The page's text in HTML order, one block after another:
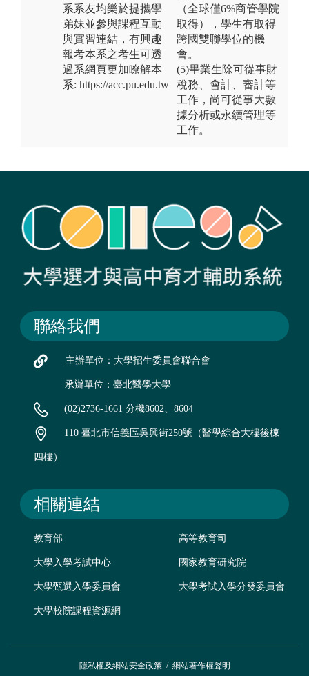
系系友均樂於提攜學
弟妹並參與課程互動
與實習連結，有興趣
報考本系之考生可透
過系網頁更加瞭解本
系: https://acc.pu.edu.tw
（全球僅6%商管學院
取得），學生有取得
跨國雙聯學位的機
會。
(5)畢業生除可從事財
稅務、會計、審計等
工作，尚可從事大數
據分析或永續管理等
工作。
聯絡我們
主辦單位：大學招生委員會聯合會
承辦單位：臺北醫學大學
(02)2736-1661 分機8602、8604
110 臺北市信義區吳興街250號（醫學綜合大樓後棟
四樓）
相關連結
教育部 高等教育司
大學入學考試中心 國家教育研究院
大學甄選入學委員會 大學考試入學分發委員會
大學校院課程資源網
隱私權及網站安全政策/ 網站著作權聲明